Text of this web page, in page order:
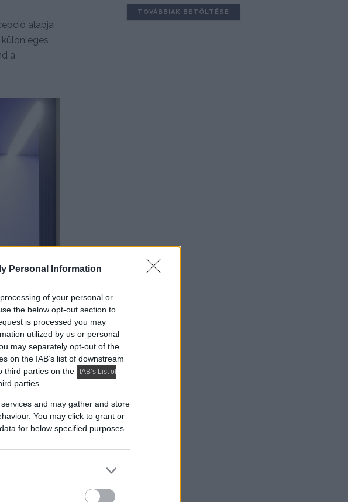
Personal Information
of your personal or
the below opt-out section to
is processed you may
utilized by us or personal
may separately opt-out of the
on the IAB’s list of downstream
third parties on the
IAB’s List of
parties.
and may gather and store
You may click to grant or
for below specified purposes
alapja
a
TOVÁBBIAK BETÖLTÉSE